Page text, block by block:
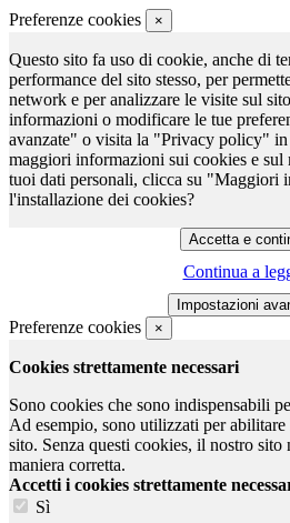
Preferenze cookies ×
Questo sito fa uso di cookie, anche di
performance del sito stesso, per
network e per analizzare le visite sul
informazioni o modificare le tue
avanzate" o visita la "Privacy policy"
maggiori informazioni sui cookies e sul
tuoi dati personali, clicca su "Maggiori
l'installazione dei cookies?
Continua a
Preferenze cookies ×
Cookies strettamente necessari
Sono cookies che sono indispensabili
Ad esempio, sono utilizzati per
sito. Senza questi cookies, il nostro
maniera corretta.
Accetti i cookies strettamente
Sì